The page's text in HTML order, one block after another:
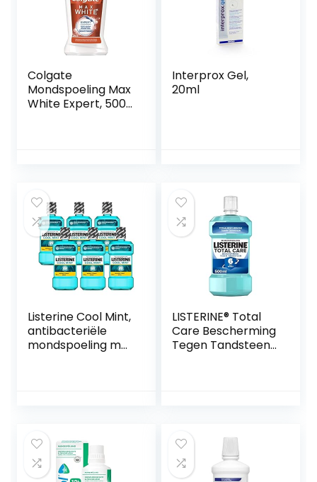
Colgate
Mondspoeling Max
White Expert, 500
Interprox Gel,
20ml
Listerine Cool Mint,
antibacteriële
mondspoeling met
LISTERINE® Total
Care Bescherming
Tegen Tandsteen:
met essentiële
oliën, fluoride en
zinkformule, 1 x 500